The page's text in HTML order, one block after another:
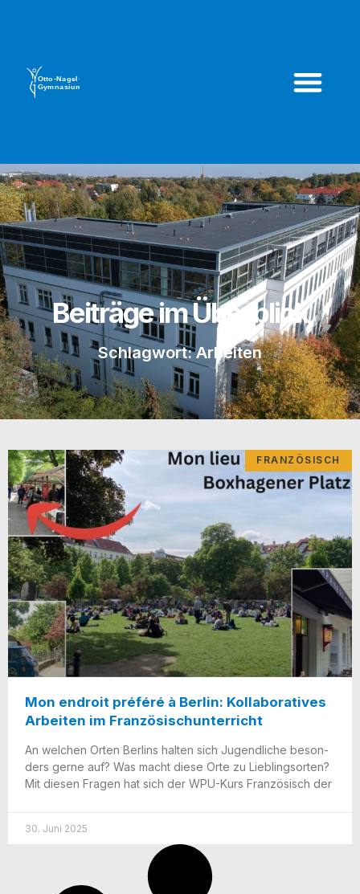
Beiträge im Überblick
Schlagwort: Arbeiten
FRANZÖSISCH
Mon endroit préféré à Berlin: Kollaboratives
Arbeiten im Französischunterricht
An wel­chen Orten Ber­lins hal­ten sich Jugend­li­che beson­
ders ger­ne auf? Was macht die­se Orte zu Lieb­lings­or­ten?
Mit die­sen Fra­gen hat sich der WPU-Kurs Fran­zö­sisch der
30. Juni 2025